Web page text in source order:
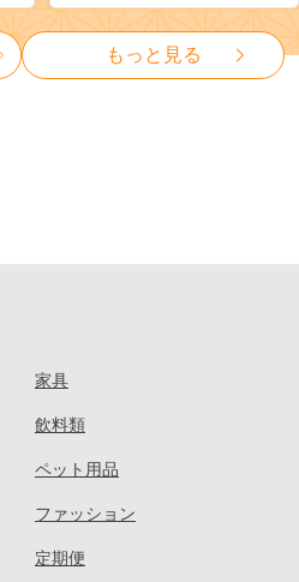
円
も 先行予約 送料無料 果物 岡
山県 笠岡市 清水白桃 白鳳 白
麗 クール便---
kasaoka_zsy_419_100---
もっと見る
家具
飲料類
ペット用品
ファッション
定期便